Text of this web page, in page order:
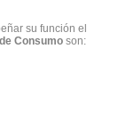
su función el
Consumo son: